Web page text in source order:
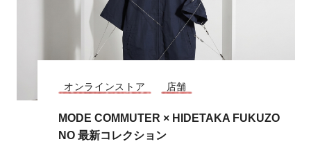
HORN GARMENT × TOM and JERR